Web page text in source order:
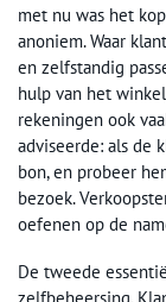
met nu was het
anoniem. Waar
en zelfstandig
hulp van het
rekeningen ook
adviseerde: als de
bon, en probeer
bezoek.
oefenen op de
De tweede